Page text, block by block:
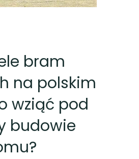
bram
na polskim
wziąć pod
budowie